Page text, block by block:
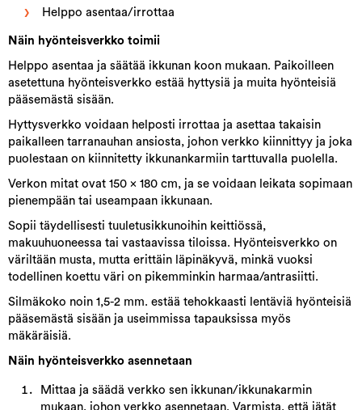
Helppo asentaa/irrottaa
Näin hyönteisverkko toimii
Helppo asentaa ja säätää ikkunan koon mukaan. Paikoilleen
asetettuna hyönteisverkko estää hyttysiä ja muita hyönteisiä
pääsemästä sisään.
Hyttysverkko voidaan helposti irrottaa ja asettaa takaisin
paikalleen tarranauhan ansiosta, johon verkko kiinnittyy ja joka
puolestaan on kiinnitetty ikkunankarmiin tarttuvalla puolella.
Verkon mitat ovat 150 x 180 cm, ja se voidaan leikata sopimaan
pienempään tai useampaan ikkunaan.
Sopii täydellisesti tuuletusikkunoihin keittiössä,
makuuhuoneessa tai vastaavissa tiloissa. Hyönteisverkko on
väriltään musta, mutta erittäin läpinäkyvä, minkä vuoksi
todellinen koettu väri on pikemminkin harmaa/antrasiitti.
Silmäkoko noin 1,5-2 mm. estää tehokkaasti lentäviä hyönteisiä
pääsemästä sisään ja useimmissa tapauksissa myös
mäkäräisiä.
Näin hyönteisverkko asennetaan
Mittaa ja säädä verkko sen ikkunan/ikkunakarmin
mukaan, johon verkko asennetaan. Varmista, että jätät